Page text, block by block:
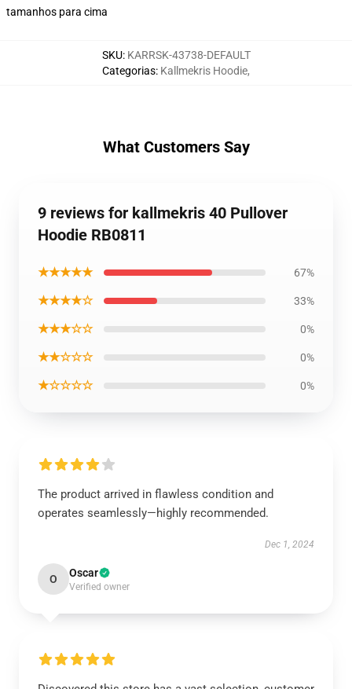
tamanhos para cima
SKU: KARRSK-43738-DEFAULT
Categorias: Kallmekris Hoodie,
What Customers Say
9 reviews for kallmekris 40 Pullover
Hoodie RB0811
★★★★★ 67%
★★★★☆ 33%
★★★☆☆ 0%
★★☆☆☆ 0%
★☆☆☆☆ 0%
The product arrived in flawless condition and
operates seamlessly—highly recommended.
Dec 1, 2024
O Oscar
Verified owner